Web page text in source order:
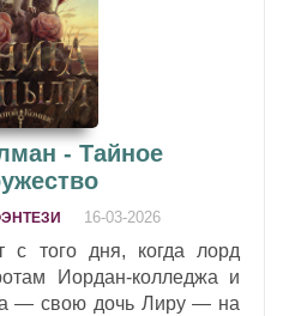
- Тайное
16-03-2026
с того дня, когда лорд
Иордан-колледжа и
— свою дочь Лиру — на